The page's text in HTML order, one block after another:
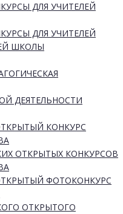
ДЛЯ УЧИТЕЛЕЙ
ДЛЯ УЧИТЕЛЕЙ
ШКОЛЫ
ДЕЯТЕЛЬНОСТИ
КОНКУРС
ОТКРЫТЫХ КОНКУРСОВ
ФОТОКОНКУРС
ОТКРЫТОГО